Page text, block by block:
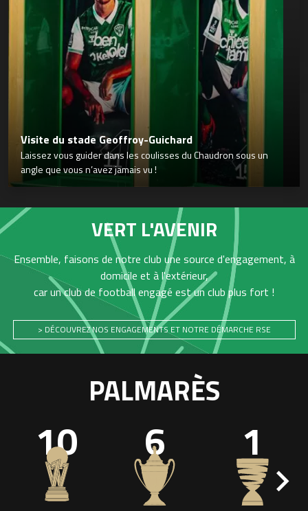
Visite du stade Geoffroy-Guichard
Laissez vous guider dans les coulisses du Chaudron sous un
angle que vous n’avez jamais vu !
VERT L'AVENIR
Ensemble, faisons de notre club une source d'engagement, à
domicile et à l'extérieur,
car un club de football engagé est un club plus fort !
> DÉCOUVREZ NOS ENGAGEMENTS ET NOTRE DÉMARCHE RSE
PALMARÈS
10 6 1